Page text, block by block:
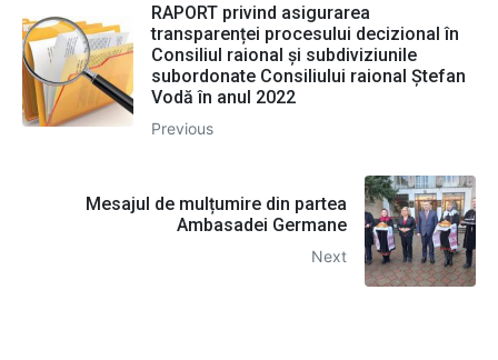
RAPORT privind asigurarea
transparenței procesului decizional în
Consiliul raional și subdiviziunile
subordonate Consiliului raional Ștefan
Vodă în anul 2022
Previous
Mesajul de mulțumire din partea
Ambasadei Germane
Next